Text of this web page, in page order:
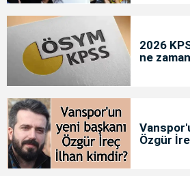
2026
ne
Özgür